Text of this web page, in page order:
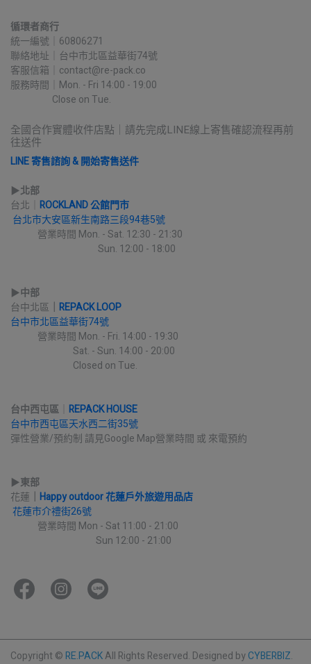
循環者商行
統一編號｜60806271
聯絡地址｜台中市北區益華街74號
客服信箱｜contact@re-pack.co
服務時間｜Mon. - Fri 14:00 - 19:00
Close on Tue.
全國合作實體收件店點｜請先完成LINE線上寄售確認流程再前
往送件
LINE 寄售諮詢 & 開始寄售送件
▶︎北部
台北｜ ROCKLAND 公館門市
台北市大安區新生南路三段94巷5號
營業時間 Mon. - Sat. 12:30 - 21:30
Sun. 12:00 - 18:00
▶︎中部
台中北區
REPACK LOOP
台中市北區益華街74號
營業時間 Mon. - Fri. 14:00 - 19:30
Sat. - Sun. 14:00 - 20:00
Closed on Tue.
台中西屯區
REPACK HOUSE
台中市西屯區天水西二街35號
彈性營業/預約制 請見Google Map營業時間 或 來電預約
▶︎東部
花蓮
Happy outdoor 花蓮戶外旅遊用品店
花蓮市介禮街26號
營業時間 Mon - Sat 11:00 - 21:00
Sun 12:00 - 21:00
Copyright ©RE.PACKAll Rights Reserved. Designed byCYBERBIZ.